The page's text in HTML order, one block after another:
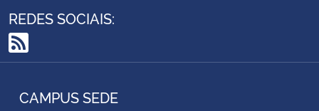
REDES SOCIAIS:
RSS
CAMPUS SEDE